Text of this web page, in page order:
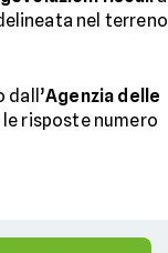
nel terreno
dall’Agenzia delle
risposte numero